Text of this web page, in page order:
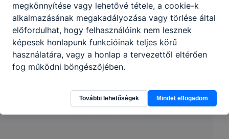
megkönnyítése vagy lehetővé tétele, a cookie-k
alkalmazásának megakadályozása vagy törlése által
előfordulhat, hogy felhasználóink nem lesznek
képesek honlapunk funkcióinak teljes körű
használatára, vagy a honlap a tervezettől eltérően
fog működni böngészőjében.
További lehetőségek Mindet elfogadom